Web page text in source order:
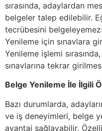
sırasında, adaylardan
belgeler talep edilebilir.
tecrübesini
Yenileme için sınavlara
Yenileme işlemi
sınavlarına tekrar
Belge Yenileme İle İlgili
Bazı durumlarda,
ve iş deneyimleri, belge
avantaj sağlayabilir.